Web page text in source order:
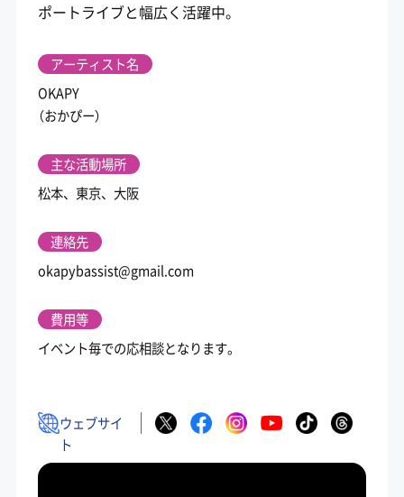
ポートライブと幅広く活躍中。
アーティスト名
OKAPY
（おかぴー）
主な活動場所
松本、東京、大阪
連絡先
okapybassist@gmail.com
費用等
イベント毎での応相談となります。
ウェブサイ
ト